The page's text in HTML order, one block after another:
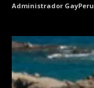
Administrador GayPeru